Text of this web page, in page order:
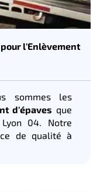
pour l'Enlèvement
sommes les
d'épaves que
04. Notre
de qualité à